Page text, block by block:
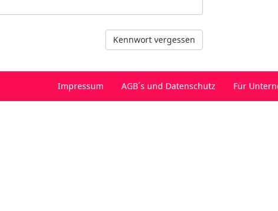
Kennwort vergessen
Impressum AGB´s und Datenschutz Für